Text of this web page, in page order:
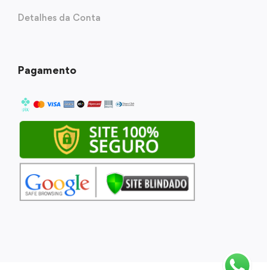
Detalhes da Conta
Pagamento